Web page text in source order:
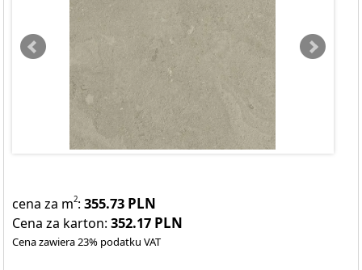
cena za m2:355.73 PLN
Cena za karton:352.17 PLN
Cena zawiera 23% podatku VAT